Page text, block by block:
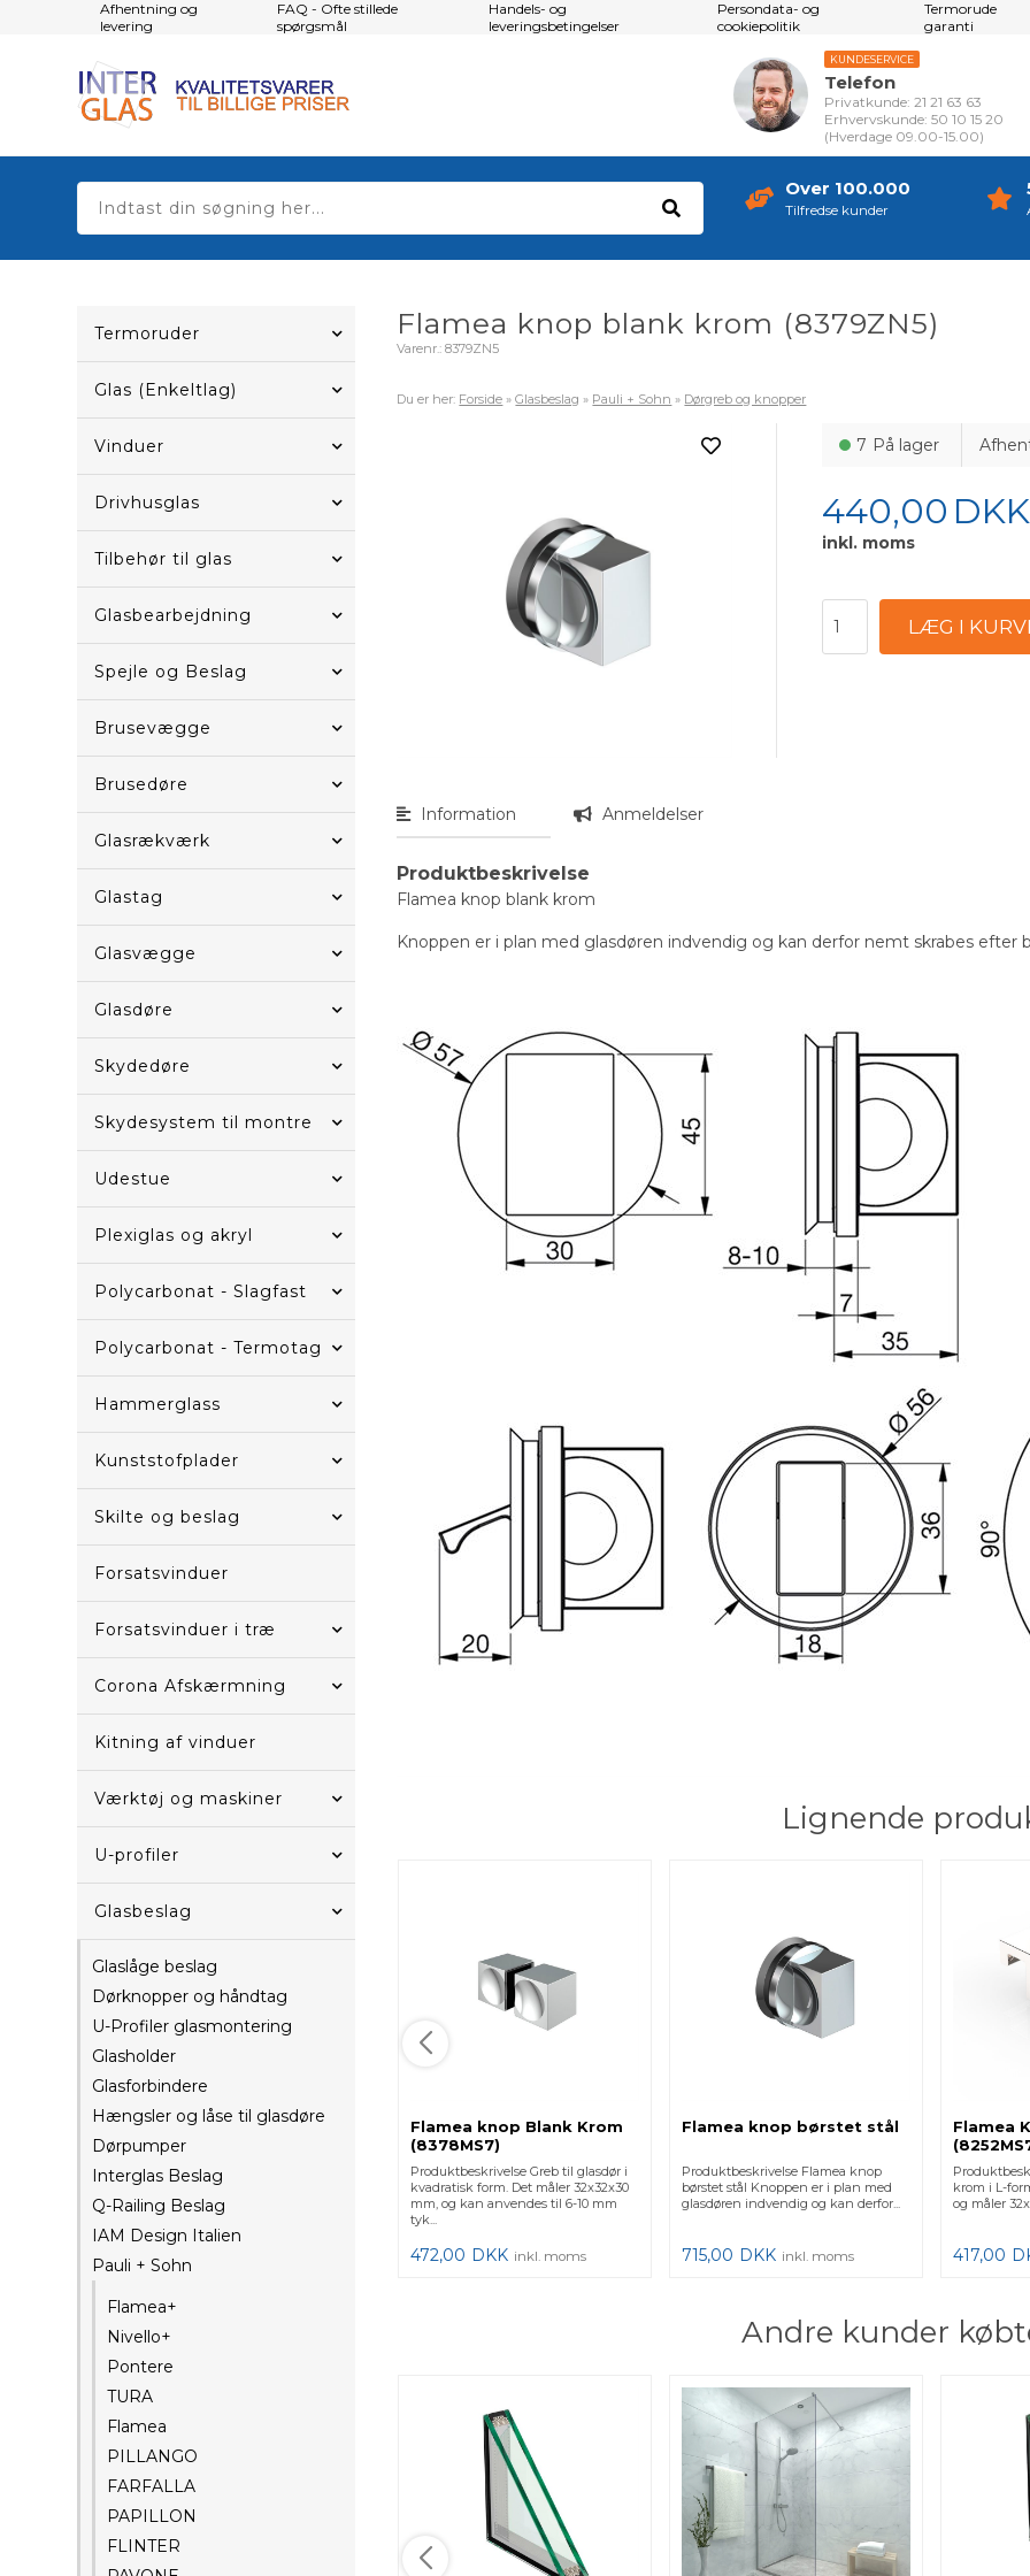
Afhentning og
levering
FAQ - Ofte stillede
spørgsmål
Handels- og
leveringsbetingelser
Persondata- og
cookiepolitik
Termorude
garanti
KUNDESERVICE
Telefon
Privatkunde: 21 21 63 63
Erhvervskunde: 50 10 15 20
(Hverdage 09.00-15.00)
Over 100.000
Tilfredse kunder
Termoruder
Glas (Enkeltlag)
Vinduer
Drivhusglas
Tilbehør til glas
Glasbearbejdning
Spejle og Beslag
Brusevægge
Brusedøre
Glasrækværk
Glastag
Glasvægge
Glasdøre
Skydedøre
Skydesystem til montre
Udestue
Plexiglas og akryl
Polycarbonat - Slagfast
Polycarbonat - Termotag
Hammerglass
Kunststofplader
Skilte og beslag
Forsatsvinduer
Forsatsvinduer i træ
Corona Afskærmning
Kitning af vinduer
Værktøj og maskiner
U-profiler
Glasbeslag
Glaslåge beslag
Dørknopper og håndtag
U-Profiler glasmontering
Glasholder
Glasforbindere
Hængsler og låse til glasdøre
Dørpumper
Interglas Beslag
Q-Railing Beslag
IAM Design Italien
Pauli + Sohn
Flamea+
Nivello+
Pontere
TURA
Flamea
PILLANGO
FARFALLA
PAPILLON
FLINTER
Flamea knop blank krom (8379ZN5)
Varenr.:8379ZN5
Du er her: Forside »Glasbeslag » Pauli + Sohn » Dørgreb og knopper
7 På lager
440,00 DKK
inkl. moms
Information Anmeldelser
Produktbeskrivelse
Flamea knop blank krom
Knoppen er i plan med glasdøren indvendig og kan derfor nemt skrabes efter
Lignende
Flamea knop Blank Krom
(8378MS7)
Produktbeskrivelse Greb til glasdør i
kvadratisk form. Det måler 32x32x30
mm, og kan anvendes til 6-10 mm
tyk...
472,00 DKK inkl. moms
Flamea knop børstet stål
Produktbeskrivelse Flamea knop
børstet stål Knoppen er i plan med
glasdøren indvendig og kan derfor...
715,00 DKK inkl. moms
Flamea
krom i L-
og måler
417,00
Andre kunder